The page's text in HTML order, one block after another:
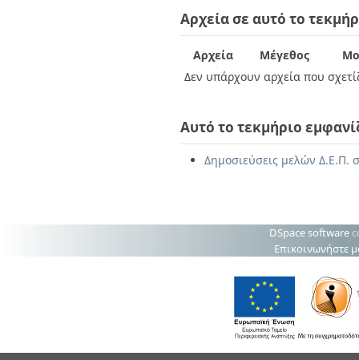
Αρχεία σε αυτό το
Αρχεία Μέγεθος
Δεν υπάρχουν αρχεία που
Αυτό το τεκμήριο
Δημοσιεύσεις μελών Δ.Ε.Π.
DSpace software
Επικοινωνήστε